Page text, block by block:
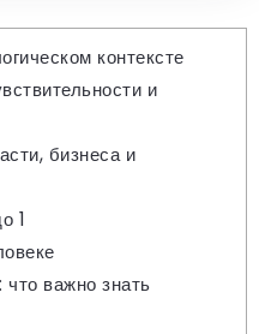
контексте
и
бизнеса и
1
важно знать